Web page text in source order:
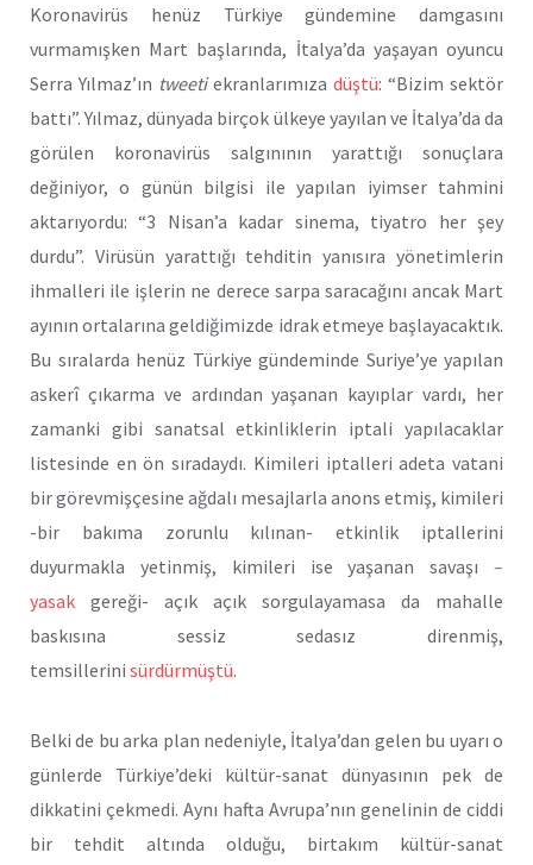
Koronavirüs henüz Türkiye gündemine damgasını
vurmamışken Mart başlarında, İtalya’da yaşayan oyuncu
Serra Yılmaz’ın tweetiekranlarımıza düştü: “Bizim sektör
battı”. Yılmaz, dünyada birçok ülkeye yayılan ve İtalya’da da
görülen koronavirüs salgınının yarattığı sonuçlara
değiniyor, o günün bilgisi ile yapılan iyimser tahmini
aktarıyordu: “3 Nisan’a kadar sinema, tiyatro her şey
durdu”. Virüsün yarattığı tehditin yanısıra yönetimlerin
ihmalleri ile işlerin ne derece sarpa saracağını ancak Mart
ayının ortalarına geldiğimizde idrak etmeye başlayacaktık.
Bu sıralarda henüz Türkiye gündeminde Suriye’ye yapılan
askerî çıkarma ve ardından yaşanan kayıplar vardı, her
zamanki gibi sanatsal etkinliklerin iptali yapılacaklar
listesinde en ön sıradaydı. Kimileri iptalleri adeta vatani
bir görevmişçesine ağdalı mesajlarla anons etmiş, kimileri
-bir bakıma zorunlu kılınan- etkinlik iptallerini
duyurmakla yetinmiş, kimileri ise yaşanan savaşı –
yasak gereği- açık açık sorgulayamasa da mahalle
baskısına sessiz sedasız direnmiş,
temsillerini sürdürmüştü.
Belki de bu arka plan nedeniyle, İtalya’dan gelen bu uyarı o
günlerde Türkiye’deki kültür-sanat dünyasının pek de
dikkatini çekmedi. Aynı hafta Avrupa’nın genelinin de ciddi
bir tehdit altında olduğu, birtakım kültür-sanat